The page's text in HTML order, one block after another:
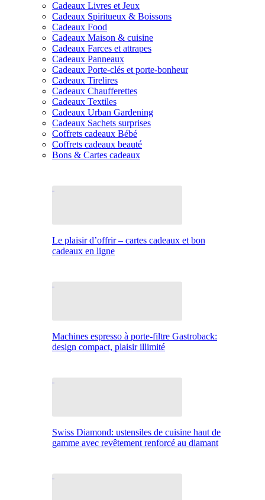
Cadeaux Livres et Jeux
Cadeaux Spiritueux & Boissons
Cadeaux Food
Cadeaux Maison & cuisine
Cadeaux Farces et attrapes
Cadeaux Panneaux
Cadeaux Porte-clés et porte-bonheur
Cadeaux Tirelires
Cadeaux Chaufferettes
Cadeaux Textiles
Cadeaux Urban Gardening
Cadeaux Sachets surprises
Coffrets cadeaux Bébé
Coffrets cadeaux beauté
Bons & Cartes cadeaux
Le plaisir d’offrir – cartes cadeaux et bon
cadeaux en ligne
Machines espresso à porte-filtre Gastroback:
design compact, plaisir illimité
Swiss Diamond: ustensiles de cuisine haut de
gamme avec revêtement renforcé au diamant